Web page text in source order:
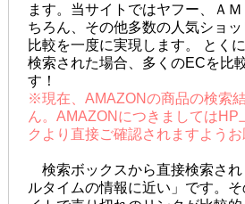
ます。当サイトではヤフー、Ａ
ちろん、その他多数の人気ショ
比較を一度に実現します。 とく
検索された場合、多くのECを比
す！
※現在、AMAZONの商品の検索
ん。AMAZONにつきましてはHP
クより直接ご確認されますようお
検索ボックスから直接検索され
ルタイムの情報に近い」です。